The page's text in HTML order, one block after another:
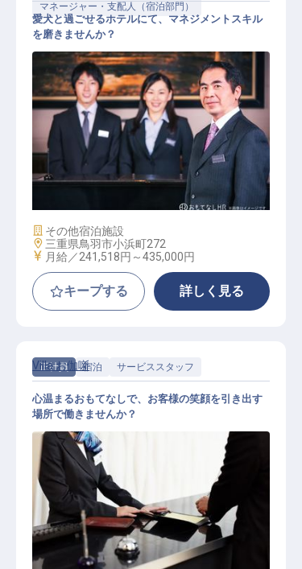
マネージャー・支配人（宿泊部門）
ゲストリレーションマネージャー候
補
愛犬と過ごせるホテルにて、マネジメントスキル
を磨きませんか？
施設業態
その他宿泊施設
勤務地
三重県鳥羽市小浜町272
給与
月給／241,518円～435,000円
キープする 詳しく見る
正社員 宿泊 サービススタッフ
サービス総合職（接客係）
Villa お伽噺
心温まるおもてなしで、お客様の笑顔を引き出す
場所で働きませんか？